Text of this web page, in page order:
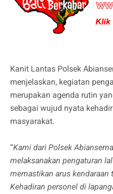
Kanit Lantas Polsek
menjelaskan, kegiatan
merupakan agenda rutin
sebagai wujud nyata
masyarakat.
“Kami dari Polsek
melaksanakan pengaturan
memastikan arus kendaraan
Kehadiran personel di